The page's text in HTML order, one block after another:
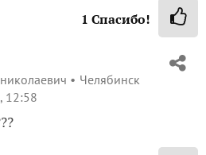
1 Спасибо!
Челябинск
12:58